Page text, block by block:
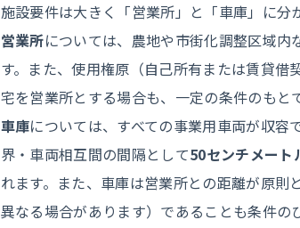
施設要件は大きく「営業所」と「車庫」に分
営業所については、農地や市街化調整区域
す。また、使用権原（自己所有または賃貸
宅を営業所とする場合も、一定の条件のもと
車庫については、すべての事業用車両が収
界・車両相互間の間隔として50センチメート
れます。また、車庫は営業所との距離が原則
異なる場合があります）であることも条件の